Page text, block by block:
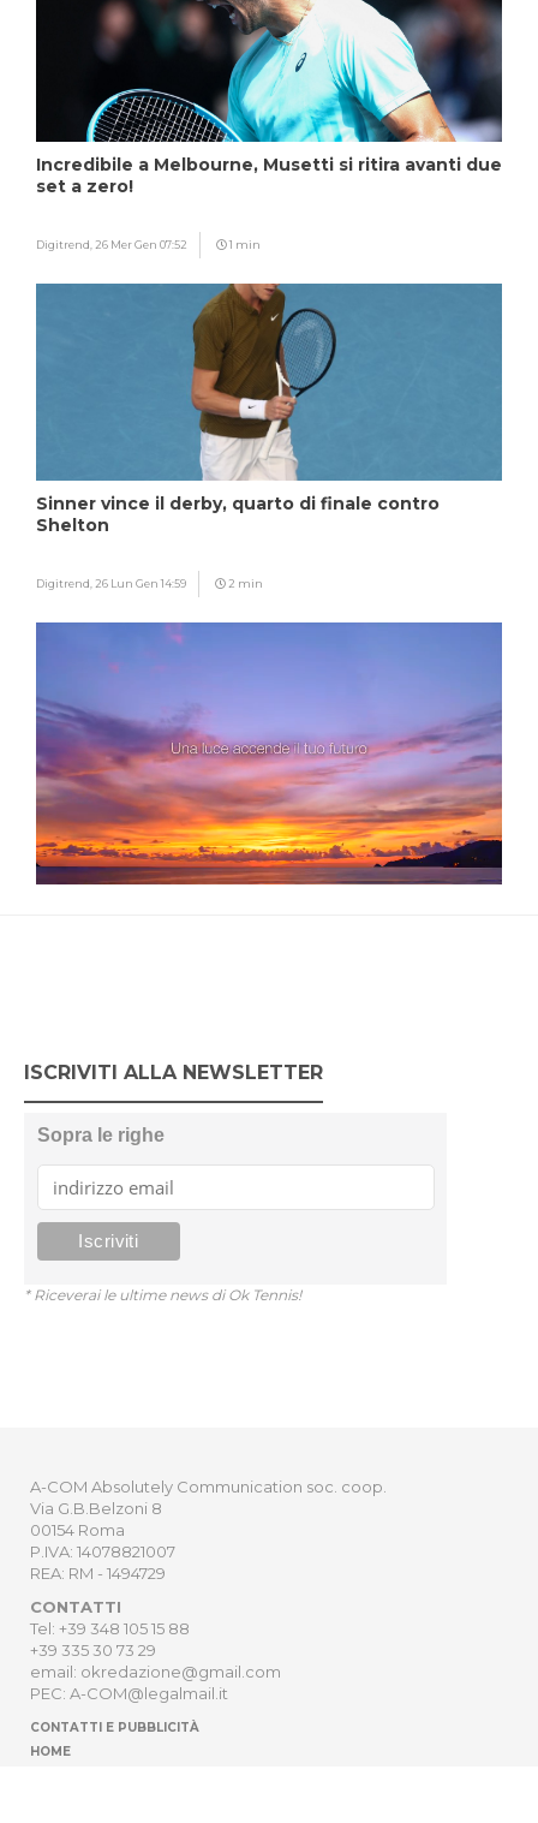
Incredibile a Melbourne, Musetti si ritira avanti due
set a zero!
Digitrend, 26 Mer Gen 07:52 1 min
Sinner vince il derby, quarto di finale contro
Shelton
Digitrend, 26 Lun Gen 14:59 2 min
ISCRIVITI ALLA NEWSLETTER
Sopra le righe
* Riceverai le ultime news di Ok Tennis!
A-COM Absolutely Communication soc. coop.
Via G.B.Belzoni 8
00154 Roma
P.IVA: 14078821007
REA: RM - 1494729
CONTATTI
Tel: +39 348 105 15 88
+39 335 30 73 29
email: okredazione@gmail.com
PEC: A-COM@legalmail.it
CONTATTI E PUBBLICITÀ
HOME